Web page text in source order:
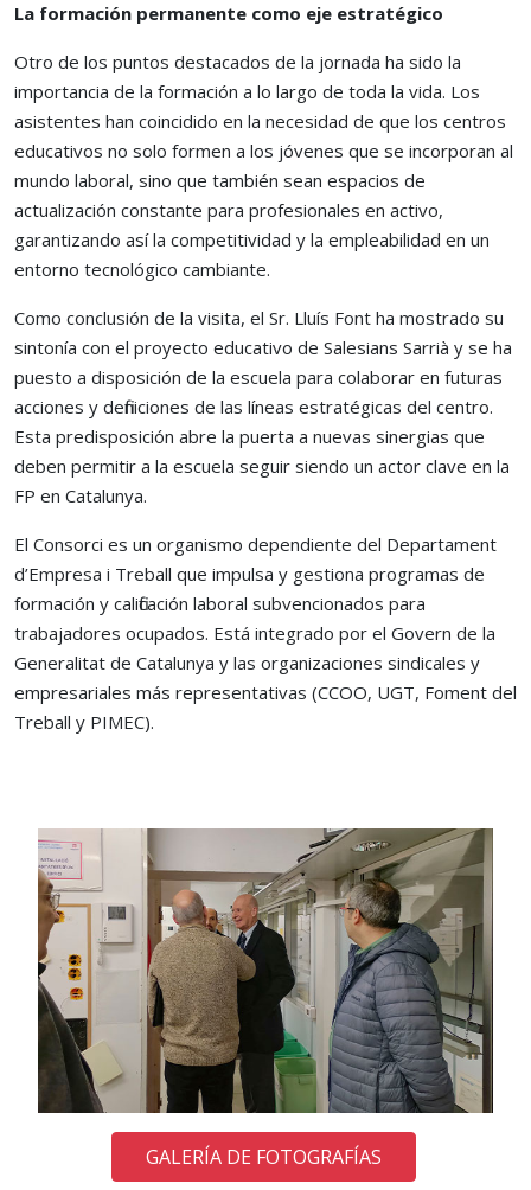
La formación permanente como eje estratégico
Otro de los puntos destacados de la jornada ha sido la
importancia de la formación a lo largo de toda la vida. Los
asistentes han coincidido en la necesidad de que los centros
educativos no solo formen a los jóvenes que se incorporan al
mundo laboral, sino que también sean espacios de
actualización constante para profesionales en activo,
garantizando así la competitividad y la empleabilidad en un
entorno tecnológico cambiante.
Como conclusión de la visita, el Sr. Lluís Font ha mostrado su
sintonía con el proyecto educativo de Salesians Sarrià y se ha
puesto a disposición de la escuela para colaborar en futuras
acciones y definiciones de las líneas estratégicas del centro.
Esta predisposición abre la puerta a nuevas sinergias que
deben permitir a la escuela seguir siendo un actor clave en la
FP en Catalunya.
El Consorci es un organismo dependiente del Departament
d’Empresa i Treball que impulsa y gestiona programas de
formación y calificación laboral subvencionados para
trabajadores ocupados. Está integrado por el Govern de la
Generalitat de Catalunya y las organizaciones sindicales y
empresariales más representativas (CCOO, UGT, Foment del
Treball y PIMEC).
GALERÍA DE FOTOGRAFÍAS